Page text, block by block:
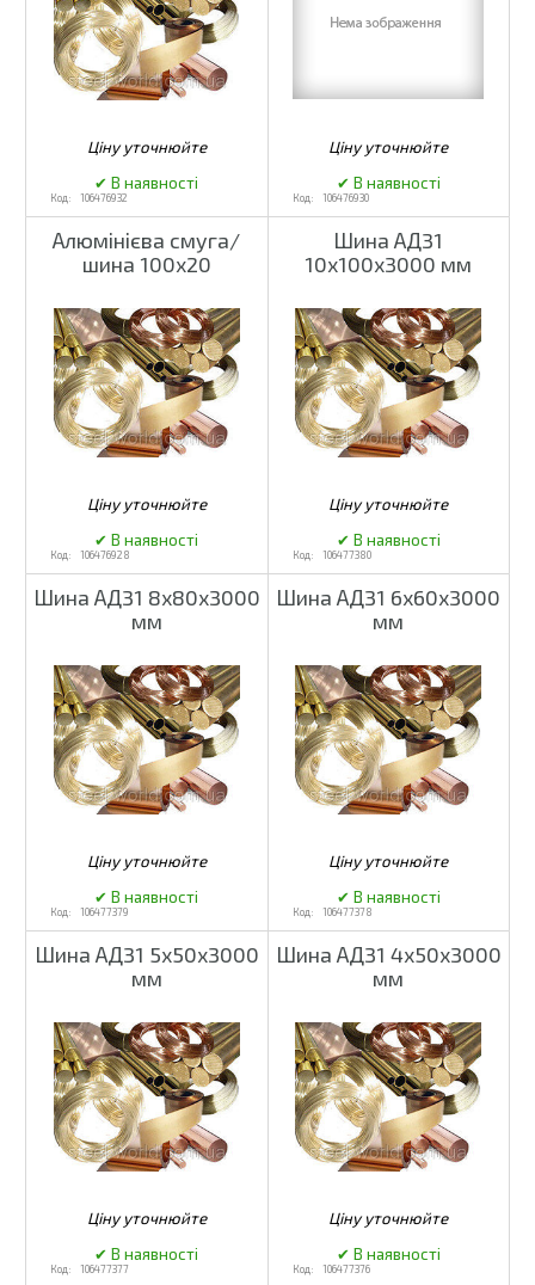
106476932 106476930
Алюмінієва смуга/
шина 100x20
106476928
Шина АД31
10х100х3000 мм
106477380
Шина АД31 8х80х3000
мм
106477379
Шина АД31 6х60х3000
мм
106477378
Шина АД31 5х50х3000
мм
106477377
Шина АД31 4х50х3000
мм
106477376